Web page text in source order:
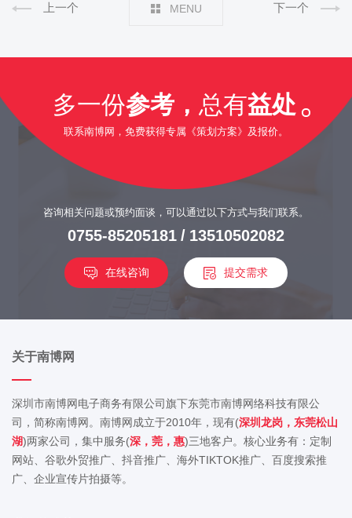
上一个 MENU 下一个
多一份参考， 总有益处
联系南博网，免费获得专属《策划方案》及报价。
咨询相关问题或预约面谈，可以通过以下方式与我们联系。
0755-85205181 / 13510502082
在线咨询 提交需求
关于南博网
深圳市南博网电子商务有限公司旗下东莞市南博网络科技有限公
司，简称南博网。南博网成立于2010年，现有(深圳龙岗，东莞松山
湖)两家公司，集中服务(深，莞，惠)三地客户。核心业务有：定制
网站、谷歌外贸推广、抖音推广、海外TIKTOK推广、百度搜索推
广、企业宣传片拍摄等。